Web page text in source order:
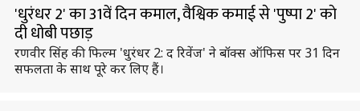
'धुरंधर 2' का 31वें दिन कमाल, वैश्विक कमाई से 'पुष्पा 2' काे
दी धोबी पछाड़
रणवीर सिंह की फिल्म 'धुरंधर 2: द रिवेंज' ने बॉक्स ऑफिस पर 31 दिन
सफलता के साथ पूरे कर लिए हैं।